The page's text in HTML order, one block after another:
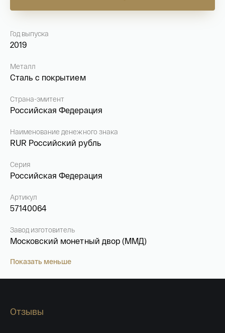
Год выпуска
2019
Металл
Сталь с покрытием
Страна-эмитент
Российская Федерация
Наименование денежного знака
RUR Российский рубль
Серия
Российская Федерация
Артикул
57140064
Завод изготовитель
Московский монетный двор (ММД)
Показать меньше
Отзывы